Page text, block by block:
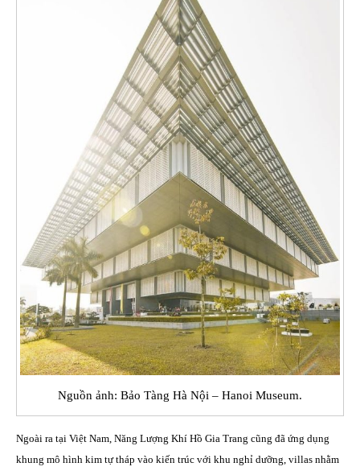
Nguồn ảnh: Bảo Tàng Hà Nội – Hanoi Museum.
Ngoài ra tại Việt Nam, Năng Lượng Khí Hồ Gia Trang cũng đã ứng dụng
khung mô hình kim tự tháp vào kiến trúc với khu nghỉ dưỡng, villas nhằm